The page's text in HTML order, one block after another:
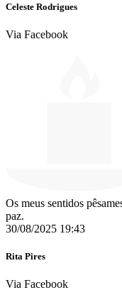
Celeste Rodrigues
Via Facebook
Os meus sentidos
paz.
30/08/2025 19:43
Rita Pires
Via Facebook